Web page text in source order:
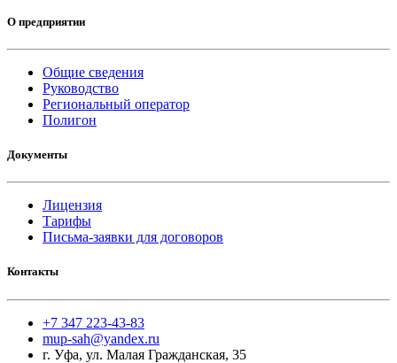
О предприятии
Общие сведения
Руководство
Региональный оператор
Полигон
Документы
Лицензия
Тарифы
Письма-заявки для договоров
Контакты
+7 347 223-43-83
mup-sah@yandex.ru
г. Уфа, ул. Малая Гражданская, 35